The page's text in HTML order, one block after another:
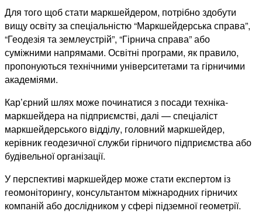
Для того щоб стати маркшейдером, потрібно здобути
вищу освіту за спеціальністю “Маркшейдерська справа”,
“Геодезія та землеустрій”, “Гірнича справа” або
суміжними напрямами. Освітні програми, як правило,
пропонуються технічними університетами та гірничими
академіями.
Кар’єрний шлях може починатися з посади техніка-
маркшейдера на підприємстві, далі — спеціаліст
маркшейдерського відділу, головний маркшейдер,
керівник геодезичної служби гірничого підприємства або
будівельної організації.
У перспективі маркшейдер може стати експертом із
геомоніторингу, консультантом міжнародних гірничих
компаній або дослідником у сфері підземної геометрії.